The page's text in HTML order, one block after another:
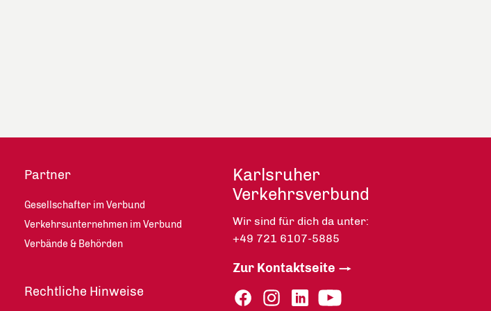
Partner
Gesellschafter im Verbund
Verkehrsunternehmen im Verbund
Verbände & Behörden
Rechtliche Hinweise
Karlsruher
Verkehrsverbund
Wir sind für dich da unter:
+49 721 6107-5885
Zur Kontaktseite